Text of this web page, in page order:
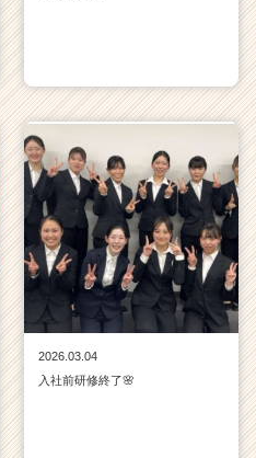
2026.03.04
入社前研修終了🌸